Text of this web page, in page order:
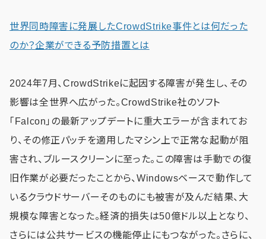
世界同時障害に発展したCrowdStrike事件とは何だった
のか？企業ができる予防措置とは
2024年7月、CrowdStrikeに起因する障害が発生し、その
影響は全世界へ広がった。CrowdStrike社のソフト
「Falcon」の最新アップデートに重大エラーが含まれてお
り、その修正パッチを適用したマシン上で正常な起動が阻
害され、ブルースクリーンに至った。この障害は手動での復
旧作業が必要だったことから、Windowsベースで動作して
いるクラウドサーバーそのものにも被害が及んだ結果、大
規模な障害となった。経済的損失は50億ドル以上となり、
さらには公共サービスの機能停止にもつながった。さらに、